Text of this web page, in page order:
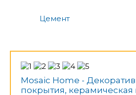
Цемент
Mosaic Home -
покрытия, керамическая